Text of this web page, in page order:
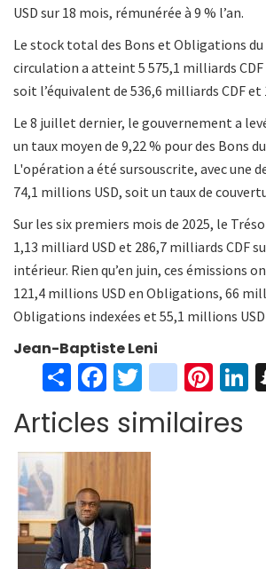
USD sur 18 mois, rémunérée à 9 % l’an.
Le stock total des Bons et Obligations du
circulation a atteint 5 575,1 milliards CDF
soit l’équivalent de 536,6 milliards CDF et
Le 8 juillet dernier, le gouvernement a
un taux moyen de 9,22 % pour des Bons
L'opération a été sursouscrite, avec une
74,1 millions USD, soit un taux de
Sur les six premiers mois de 2025, le
1,13 milliard USD et 286,7 milliards CDF
intérieur. Rien qu’en juin, ces émissions
121,4 millions USD en Obligations, 66
Obligations indexées et 55,1 millions USD
Jean-Baptiste Leni
S
h
ar
e
Fa
ce
b
o
o
k
T
wi
tt
er
in
st
ag
Pi
er
Articles similaires